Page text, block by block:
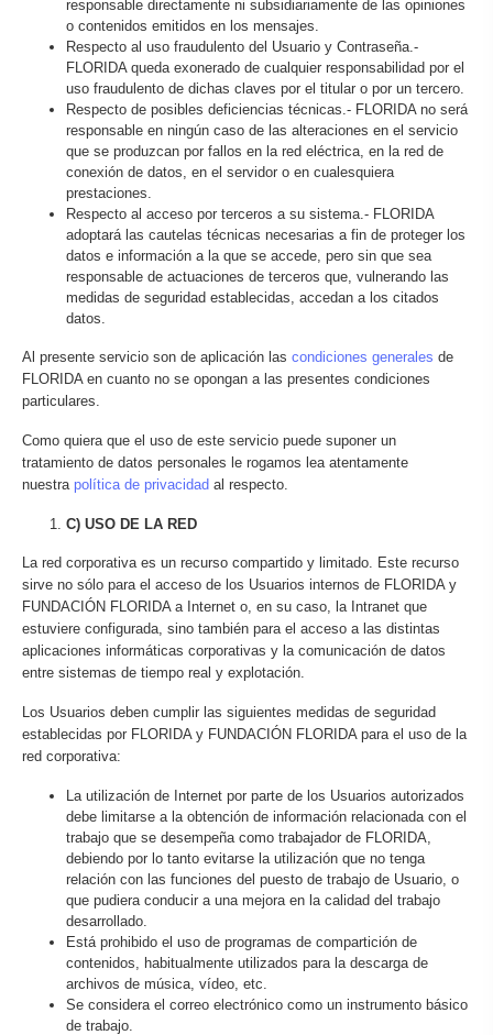
responsable directamente ni subsidiariamente de las opiniones
o contenidos emitidos en los mensajes.
Respecto al uso fraudulento del Usuario y Contraseña.-
FLORIDA queda exonerado de cualquier responsabilidad por el
uso fraudulento de dichas claves por el titular o por un tercero.
Respecto de posibles deficiencias técnicas.- FLORIDA no será
responsable en ningún caso de las alteraciones en el servicio
que se produzcan por fallos en la red eléctrica, en la red de
conexión de datos, en el servidor o en cualesquiera
prestaciones.
Respecto al acceso por terceros a su sistema.- FLORIDA
adoptará las cautelas técnicas necesarias a fin de proteger los
datos e información a la que se accede, pero sin que sea
responsable de actuaciones de terceros que, vulnerando las
medidas de seguridad establecidas, accedan a los citados
datos.
Al presente servicio son de aplicación las condiciones generales de
FLORIDA en cuanto no se opongan a las presentes condiciones
particulares.
Como quiera que el uso de este servicio puede suponer un
tratamiento de datos personales le rogamos lea atentamente
nuestra política de privacidad al respecto.
C) USO DE LA RED
La red corporativa es un recurso compartido y limitado. Este recurso
sirve no sólo para el acceso de los Usuarios internos de FLORIDA y
FUNDACIÓN FLORIDA a Internet o, en su caso, la Intranet que
estuviere configurada, sino también para el acceso a las distintas
aplicaciones informáticas corporativas y la comunicación de datos
entre sistemas de tiempo real y explotación.
Los Usuarios deben cumplir las siguientes medidas de seguridad
establecidas por FLORIDA y FUNDACIÓN FLORIDA para el uso de la
red corporativa:
La utilización de Internet por parte de los Usuarios autorizados
debe limitarse a la obtención de información relacionada con el
trabajo que se desempeña como trabajador de FLORIDA,
debiendo por lo tanto evitarse la utilización que no tenga
relación con las funciones del puesto de trabajo de Usuario, o
que pudiera conducir a una mejora en la calidad del trabajo
desarrollado.
Está prohibido el uso de programas de compartición de
contenidos, habitualmente utilizados para la descarga de
archivos de música, vídeo, etc.
Se considera el correo electrónico como un instrumento básico
de trabajo.